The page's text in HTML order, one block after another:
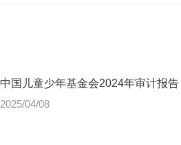
中国儿童少年基金会2024年审计报告
2025/04/08